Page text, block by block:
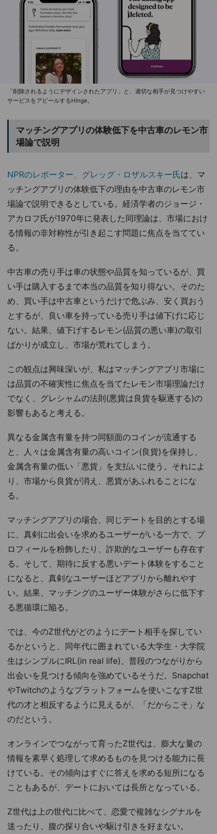
「削除されるようにデザインされたアプリ」と、適切な相手が見つけやすい
サービスをアピールするHinge。
マッチングアプリの体験低下を中古車のレモン市
場論で説明
NPRのレポーター、グレッグ・ロザルスキー氏は、マ
ッチングアプリの体験低下の理由を中古車のレモン市
場論で説明できるとしている。経済学者のジョージ・
アカロフ氏が1970年に発表した同理論は、市場におけ
る情報の非対称性が引き起こす問題に焦点を当ててい
る。
中古車の売り手は車の状態や品質を知っているが、買
い手は購入するまで本当の品質を知り得ない。そのた
め、買い手は中古車というだけで危ぶみ、安く買おう
とするが、良い車を持っている売り手は値下げに応じ
ない。結果、値下げするレモン(品質の悪い車)の取引
ばかりが成立し、市場が荒れてしまう。
この観点は興味深いが、私はマッチングアプリ市場に
は品質の不確実性に焦点を当てたレモン市場理論だけ
でなく、グレシャムの法則(悪貨は良貨を駆逐する)の
影響もあると考える。
異なる金属含有量を持つ同額面のコインが流通する
と、人々は金属含有量の高いコイン(良貨)を保持し、
金属含有量の低い「悪貨」を支払いに使う。それによ
り、市場から良貨が消え、悪貨があふれることにな
る。
マッチングアプリの場合、同じデートを目的とする場
に、真剣に出会いを求めるユーザーがいる一方で、プ
ロフィールを粉飾したり、詐欺的なユーザーも存在す
る。そして、期待に反する悪いデート体験をすること
になると、真剣なユーザーほどアプリから離れやす
い。結果、マッチングのユーザー体験がさらに低下す
る悪循環に陥る。
では、今のZ世代がどのようにデート相手を探してい
るかというと、同年代に囲まれている大学生・大学院
生はシンプルにIRL(in real life)、普段のつながりから
出会いを見つける傾向を強めているそうだ。Snapchat
やTwitchのようなプラットフォームを使いこなすZ世
代の才と相反するように見えるが、「だからこそ」な
のだという。
オンラインでつながって育ったZ世代は、膨大な量の
情報を素早く処理して求めるものを見つける能力に長
けている。その傾向はすぐに答えを求める短所になる
こともあるが、デートにおいては長所となっている。
Z世代は上の世代に比べて、恋愛で複雑なシグナルを
送ったり、腹の探り合いや駆け引きを好まない。